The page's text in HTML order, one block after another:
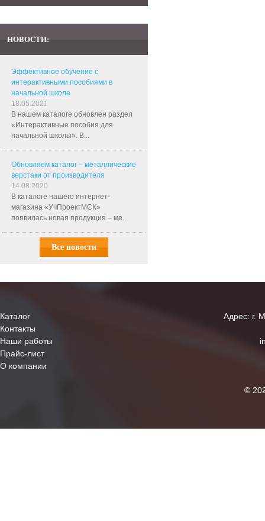
НОВОСТИ:
Эффективное обучение с
интерактивными пособиями в
начальной школе
18.05.2021
В нашем каталоге обновлен раздел
«Интерактивные пособия для
начальной школы». В...
Обновляем каталог – металлические
верстаки от производителя
14.08.2020
В каталоге нашего интернет-
магазина «УчПроектМСК»
появилась новая продукция – ме...
Все новости
Каталог
Контакты
Наши работы
Прайс-лист
О компании
Адрес: г.
©